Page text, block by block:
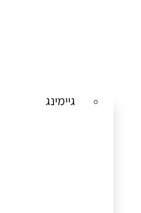
גיימינג